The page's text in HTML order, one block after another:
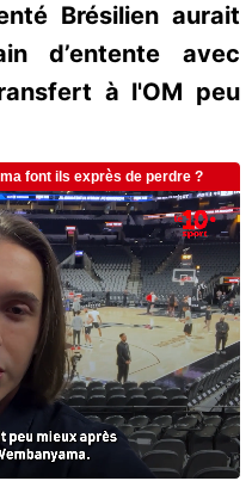
Brésilien aurait
d’entente avec
à l'OM peu